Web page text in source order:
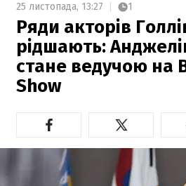
25 листопада, 13:27 1
Ряди акторів
рідшають:
стане ведучою на
Show